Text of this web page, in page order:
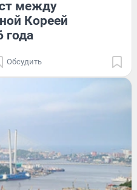
между
Кореей
года
Обсудить